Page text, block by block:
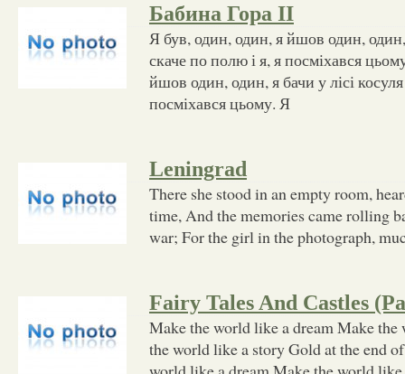
Бабина Гора ІІ
Я був, один, один, я йшов один,
скаче по полю і я, я посміхався
йшов один, один, я бачи у лісі косуля
посміхався цьому. Я
Leningrad
There she stood in an empty room,
time, And the memories came rolling
war; For the girl in the photograph,
Fairy Tales And Castles
Make the world like a dream Make
the world like a story Gold at the end